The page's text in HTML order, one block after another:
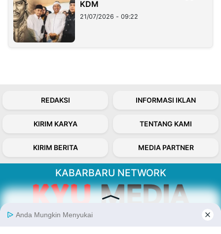
KDM
21/07/2026 - 09:22
REDAKSI INFORMASI IKLAN
KIRIM KARYA TENTANG KAMI
KIRIM BERITA MEDIA PARTNER
KABARBARU NETWORK